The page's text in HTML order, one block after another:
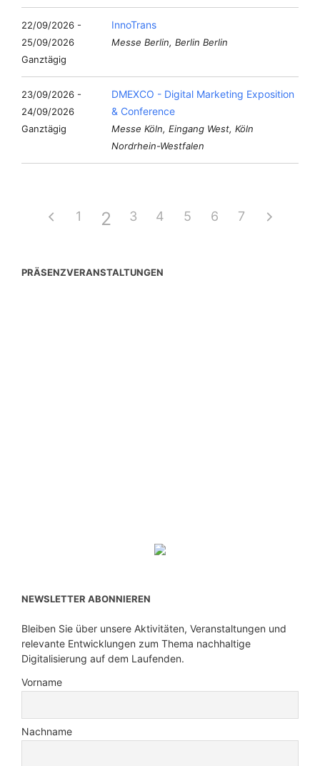
22/09/2026 -
25/09/2026
Ganztägig
InnoTrans
Messe Berlin, Berlin Berlin
23/09/2026 -
24/09/2026
Ganztägig
DMEXCO - Digital Marketing Exposition
& Conference
Messe Köln, Eingang West, Köln
Nordrhein-Westfalen
1 2 3 4 5 6 7
PRÄSENZVERANSTALTUNGEN
NEWSLETTER ABONNIEREN
Bleiben Sie über unsere Aktivitäten, Veranstaltungen und
relevante Entwicklungen zum Thema nachhaltige
Digitalisierung auf dem Laufenden.
Vorname
Nachname